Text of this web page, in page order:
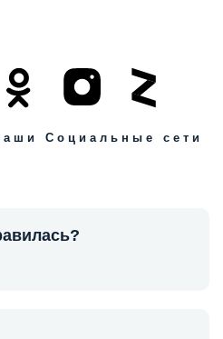
Социальные сети